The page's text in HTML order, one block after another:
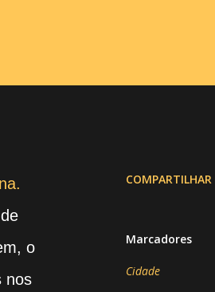
o
nos
COMPARTILHAR
Marcadores
Cidade